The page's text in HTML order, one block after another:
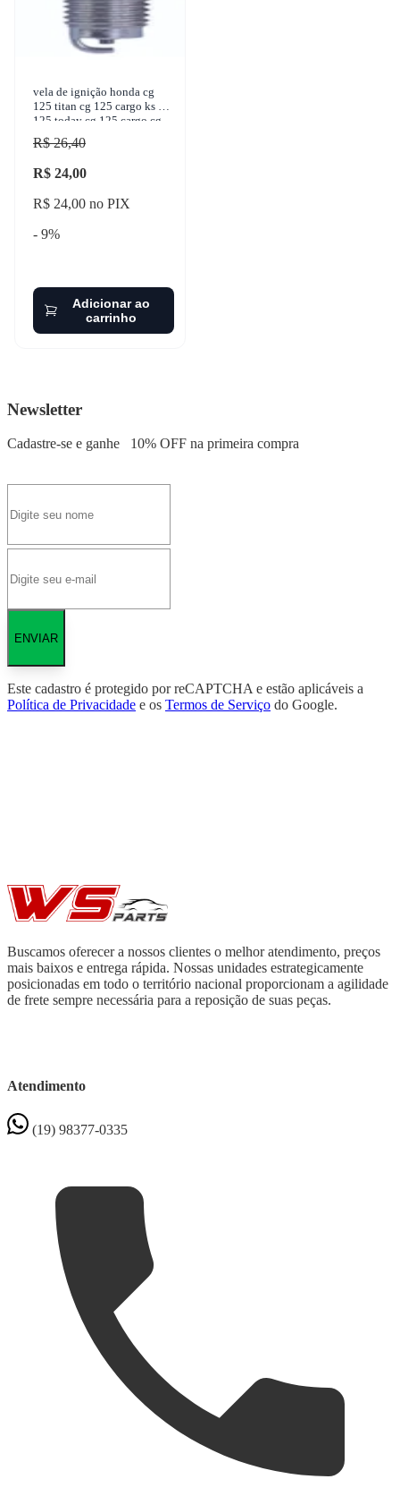
vela de ignição honda cg
125 titan cg 125 cargo ks cg
125 today cg 125 cargo cg
125 cargo esd 1981-2013
magneti marelli
R$ 26,40
R$ 24,00
R$ 24,00 no PIX
- 9%
Adicionar ao
carrinho
Newsletter
Cadastre-se e ganhe 10% OFF na primeira compra
ENVIAR
Este cadastro é protegido por reCAPTCHA e estão aplicáveis a
Política de Privacidade e os Termos de Serviço do Google.
Buscamos oferecer a nossos clientes o melhor atendimento, preços
mais baixos e entrega rápida. Nossas unidades estrategicamente
posicionadas em todo o território nacional proporcionam a agilidade
de frete sempre necessária para a reposição de suas peças.
Atendimento
(19) 98377-0335